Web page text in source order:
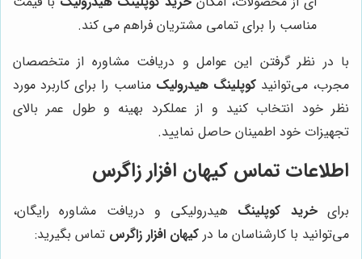
مناسب را برای تمامی مشتریان فراهم می کند.
با در نظر گرفتن این عوامل و دریافت مشاوره از متخصصان
مجرب، می‌توانیدکوپلینگ هیدرولیک مناسب را برای کاربرد مورد
نظر خود انتخاب کنید و از عملکرد بهینه و طول عمر بالای
تجهیزات خود اطمینان حاصل نمایید.
اطلاعات تماس کیهان افزار زاگرس
برایخرید کوپلینگ هیدرولیکی و دریافت مشاوره رایگان،
می‌توانید با کارشناسان ما در کیهان افزار زاگرس تماس بگیرید: